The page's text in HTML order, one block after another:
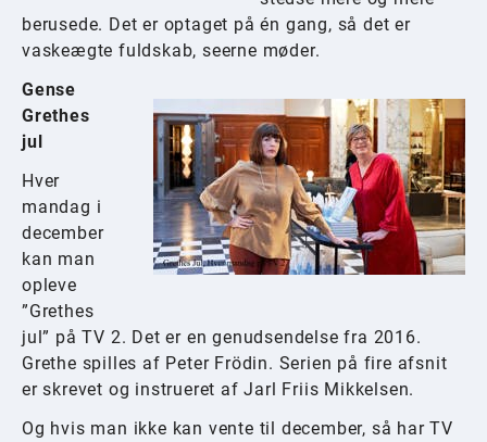
berusede. Det er optaget på én gang, så det er
vaskeægte fuldskab, seerne møder.
Gense
Grethes
jul
Hver
mandag i
december
kan man
opleve
”Grethes
jul” på TV 2. Det er en genudsendelse fra 2016.
Grethe spilles af Peter Frödin. Serien på fire afsnit
er skrevet og instrueret af Jarl Friis Mikkelsen.
Og hvis man ikke kan vente til december, så har TV